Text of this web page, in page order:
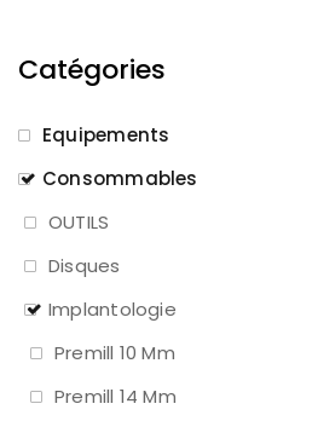
Catégories
Equipements
Consommables
OUTILS
Disques
Implantologie
Premill 10 Mm
Premill 14 Mm